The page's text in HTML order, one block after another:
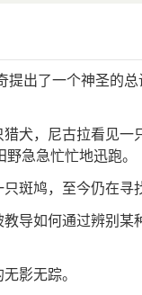
出了一个神圣的
犬，尼古拉看见
急急忙忙地迅跑。
斑鸠，至今仍在寻
导如何通过辨别
影无踪。